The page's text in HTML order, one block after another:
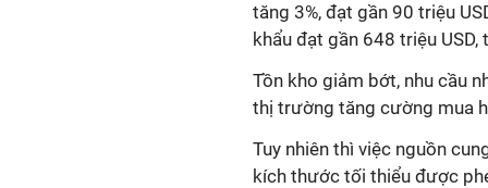
tăng 3%, đạt gần 90 triệu
khẩu đạt gần 648 triệu USD,
Tồn kho giảm bớt, nhu cầu
thị trường tăng cường mua
Tuy nhiên thì việc nguồn
kích thước tối thiểu được